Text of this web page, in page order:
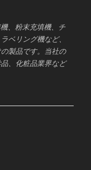
、粉末充填機、チ
ベリング機など、
製品です。当社の
、化粧品業界など